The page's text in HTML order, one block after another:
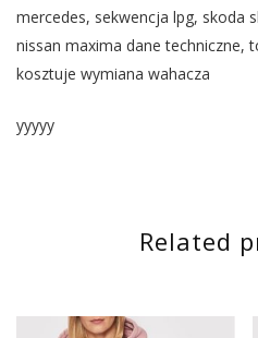
mercedes, sekwencja lpg, skoda
nissan maxima dane techniczne,
kosztuje wymiana wahacza
yyyyy
Related